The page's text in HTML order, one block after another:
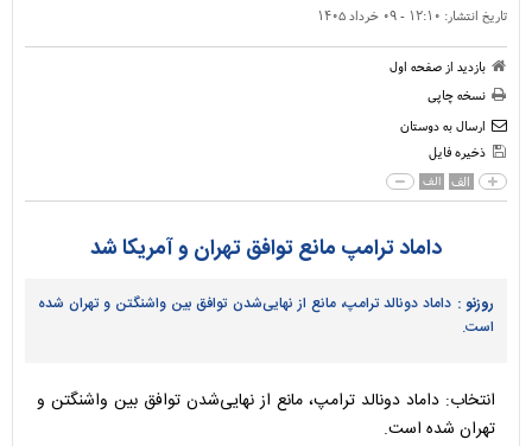
تاریخ انتشار: ۱۲:۱۰ - ۰۹ خرداد ۱۴۰۵
بازدید از صفحه اول
نسخه چاپی
ارسال به دوستان
ذخیره فایل
الف الف
داماد ترامپ مانع توافق تهران و آمریکا شد
روزنو : داماد دونالد ترامپ، مانع از نهایی‌شدن توافق بین واشنگتن و تهران شده
است.
انتخاب: داماد دونالد ترامپ، مانع از نهایی‌شدن توافق بین واشنگتن و
تهران شده است.